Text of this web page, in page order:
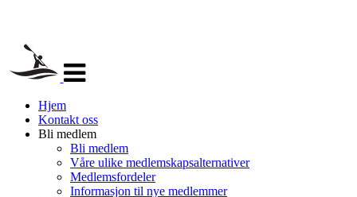
navigasjon
Hjem
Kontakt oss
Bli medlem
Bli medlem
Våre ulike medlemskapsalternativer
Medlemsfordeler
Informasjon til nye medlemmer